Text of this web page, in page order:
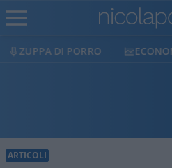
ECONOMIA LIBERILIBRI
ARTICOLI